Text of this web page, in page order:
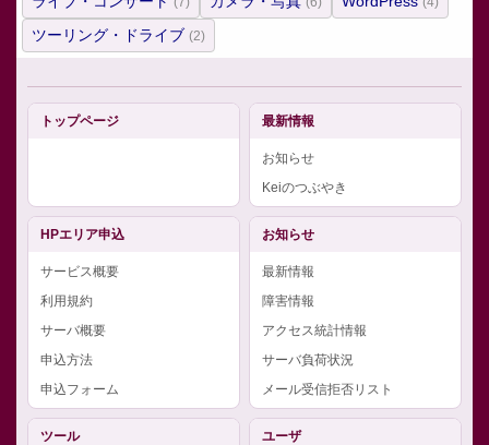
ツーリング・ドライブ (2)
トップページ 最新情報
お知らせ
Keiのつぶやき
HPエリア申込
サービス概要
利用規約
サーバ概要
申込方法
申込フォーム
お知らせ
最新情報
障害情報
アクセス統計情報
サーバ負荷状況
メール受信拒否リスト
ツール ユーザ